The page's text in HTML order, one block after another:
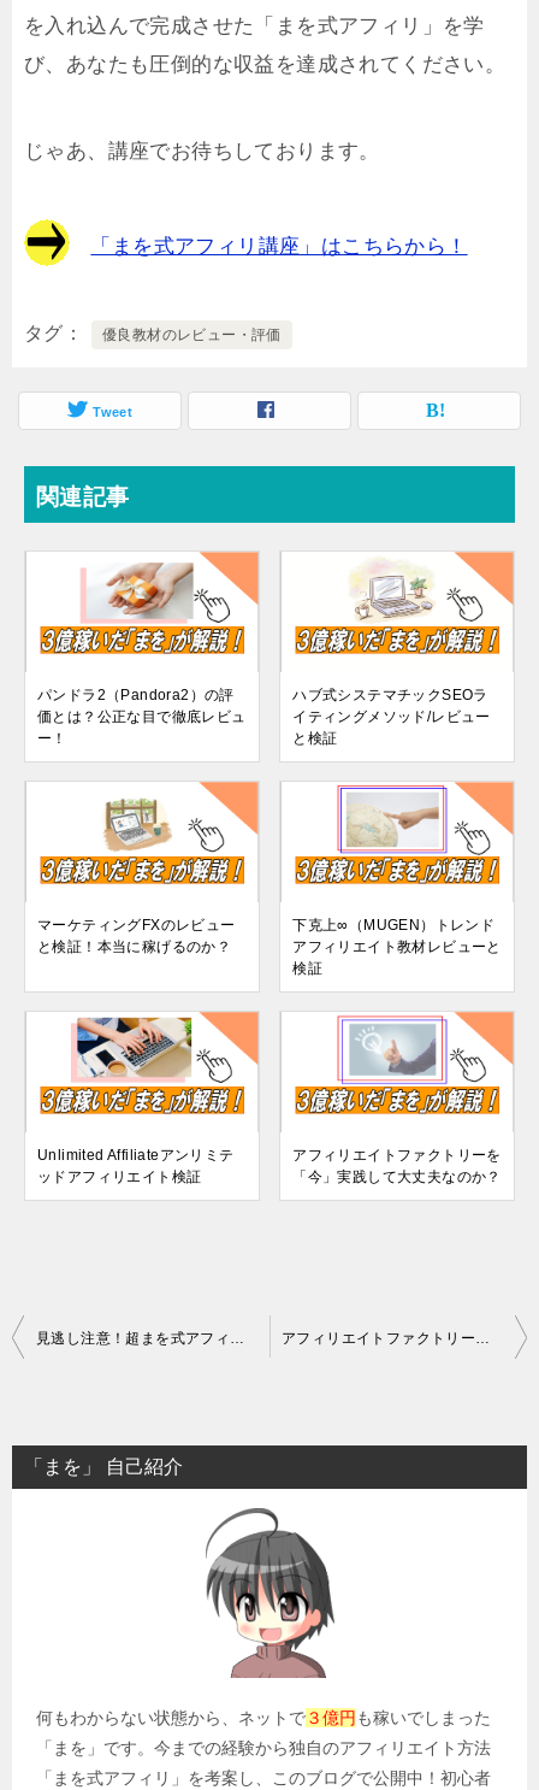
を入れ込んで完成させた「まを式アフィリ」を学
び、あなたも圧倒的な収益を達成されてください。
じゃあ、講座でお待ちしております。
「まを式アフィリ講座」はこちらから！
タグ 優良教材のレビュー・評価
Tweet
関連記事
パンドラ2（Pandora2）の評
価とは？公正な目で徹底レビュ
ー！
ハブ式システマチックSEOラ
イティングメソッド/レビュー
と検証
マーケティングFXのレビュー
と検証！本当に稼げるのか？
下克上∞（MUGEN）トレンド
アフィリエイト教材レビューと
検証
Unlimited Affiliateアンリミテ
ッドアフィリエイト検証
アフィリエイトファクトリーを
「今」実践して大丈夫なのか？
投
ビ
ゲ
見逃し注意！超まを式アフィリ・完全攻略プログラムSP アフィリエイトファクトリーを「今」実践して大丈夫なのか？
「まを」 自己紹介
何もわからない状態から、ネットで３億円 も稼いでしまった
「まを」です。今までの経験から独自のアフィリエイト方法
「まを式アフィリ」を考案し、このブログで公開中！初心者